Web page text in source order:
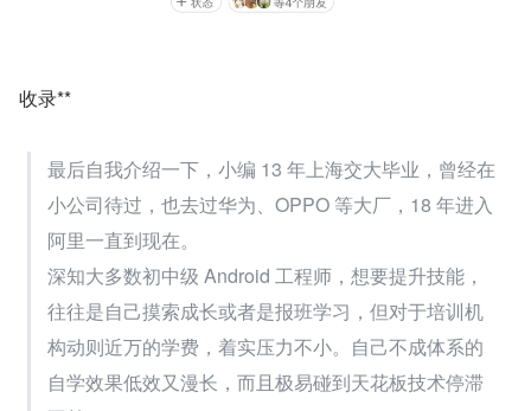
收录**
最后自我介绍一下，小编 13 年上海交大毕业，曾经在
小公司待过，也去过华为、OPPO 等大厂，18 年进入
阿里一直到现在。
深知大多数初中级 Android 工程师，想要提升技能，
往往是自己摸索成长或者是报班学习，但对于培训机
构动则近万的学费，着实压力不小。自己不成体系的
自学效果低效又漫长，而且极易碰到天花板技术停滞